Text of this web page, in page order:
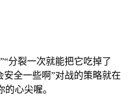
分裂一次就能把它吃掉了
安全一些啊”对战的策略就在
心尖喔。